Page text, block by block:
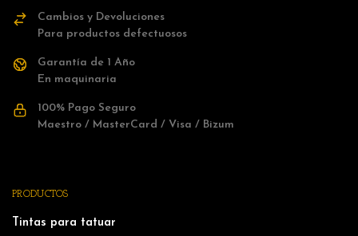
Cambios y Devoluciones
Para productos defectuosos
Garantía de 1 Año
En maquinaria
100% Pago Seguro
Maestro / MasterCard / Visa / Bizum
PRODUCTOS
Tintas para tatuar